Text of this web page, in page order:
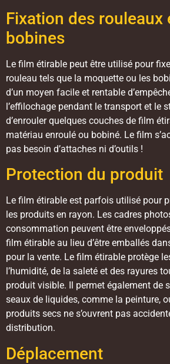
Fixation des rouleaux
bobines
Le film étirable peut être utilisé pour
rouleau tels que la moquette ou les
d’un moyen facile et rentable
l’effilochage pendant le transport et le
d’enrouler quelques couches de film
matériau enroulé ou bobiné. Le film
pas besoin d’attaches ni d’outils !
Protection du produit
Le film étirable est parfois utilisé pour
les produits en rayon. Les cadres
consommation peuvent être
film étirable au lieu d’être emballés
pour la vente. Le film étirable protège
l’humidité, de la saleté et des rayures
produit visible. Il permet également de
seaux de liquides, comme la peinture,
produits secs ne s’ouvrent pas
distribution.
Déplacement